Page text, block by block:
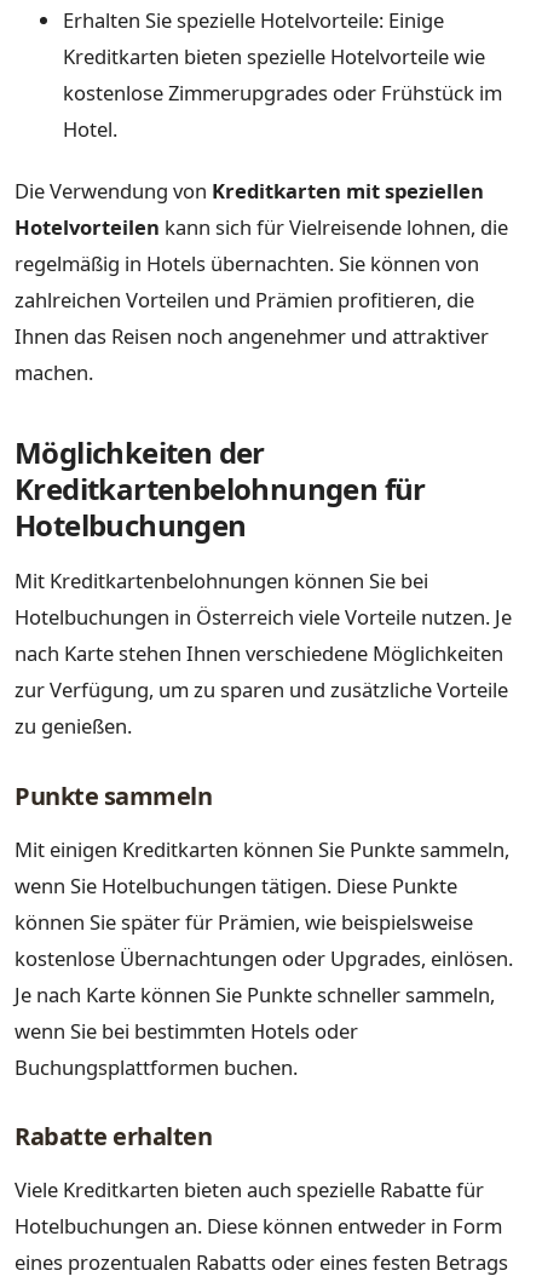
Erhalten Sie spezielle Hotelvorteile: Einige
Kreditkarten bieten spezielle Hotelvorteile wie
kostenlose Zimmerupgrades oder Frühstück im
Hotel.
Die Verwendung von Kreditkarten mit speziellen
Hotelvorteilen kann sich für Vielreisende lohnen, die
regelmäßig in Hotels übernachten. Sie können von
zahlreichen Vorteilen und Prämien profitieren, die
Ihnen das Reisen noch angenehmer und attraktiver
machen.
Möglichkeiten der
Kreditkartenbelohnungen für
Hotelbuchungen
Mit Kreditkartenbelohnungen können Sie bei
Hotelbuchungen in Österreich viele Vorteile nutzen. Je
nach Karte stehen Ihnen verschiedene Möglichkeiten
zur Verfügung, um zu sparen und zusätzliche Vorteile
zu genießen.
Punkte sammeln
Mit einigen Kreditkarten können Sie Punkte sammeln,
wenn Sie Hotelbuchungen tätigen. Diese Punkte
können Sie später für Prämien, wie beispielsweise
kostenlose Übernachtungen oder Upgrades, einlösen.
Je nach Karte können Sie Punkte schneller sammeln,
wenn Sie bei bestimmten Hotels oder
Buchungsplattformen buchen.
Rabatte erhalten
Viele Kreditkarten bieten auch spezielle Rabatte für
Hotelbuchungen an. Diese können entweder in Form
eines prozentualen Rabatts oder eines festen Betrags